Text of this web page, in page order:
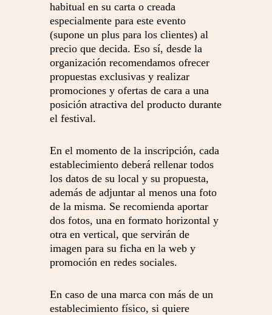
habitual en su carta o creada
especialmente para este evento
(supone un plus para los clientes) al
precio que decida. Eso sí, desde la
organización recomendamos ofrecer
propuestas exclusivas y realizar
promociones y ofertas de cara a una
posición atractiva del producto durante
el festival.
En el momento de la inscripción, cada
establecimiento deberá rellenar todos
los datos de su local y su propuesta,
además de adjuntar al menos una foto
de la misma. Se recomienda aportar
dos fotos, una en formato horizontal y
otra en vertical, que servirán de
imagen para su ficha en la web y
promoción en redes sociales.
En caso de una marca con más de un
establecimiento físico, si quiere